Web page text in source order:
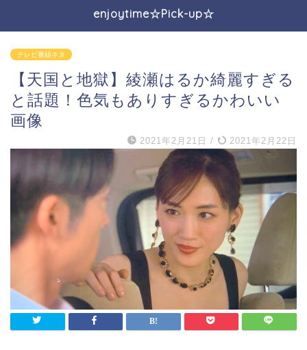
enjoytime☆Pick-up☆
テレビ番組ネタ
【天国と地獄】綾瀬はるか綺麗すぎる
と話題！色気もありすぎるかわいい
画像
2021年2月21日 / 2021年2月22日